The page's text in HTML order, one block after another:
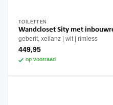
TOILETTEN
Wandcloset Sity met
geberit, xellanz wit rimless
449,95
op voorraad